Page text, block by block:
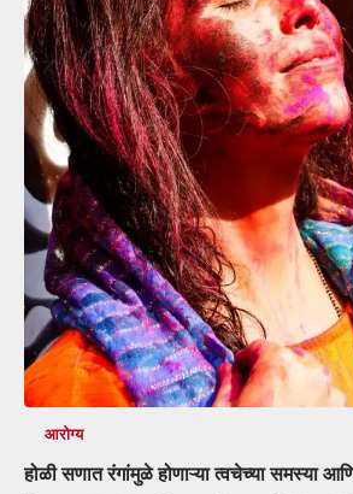
आरोग्य
होळी सणात रंगांमुळे होणाऱ्या त्वचेच्या समस्या